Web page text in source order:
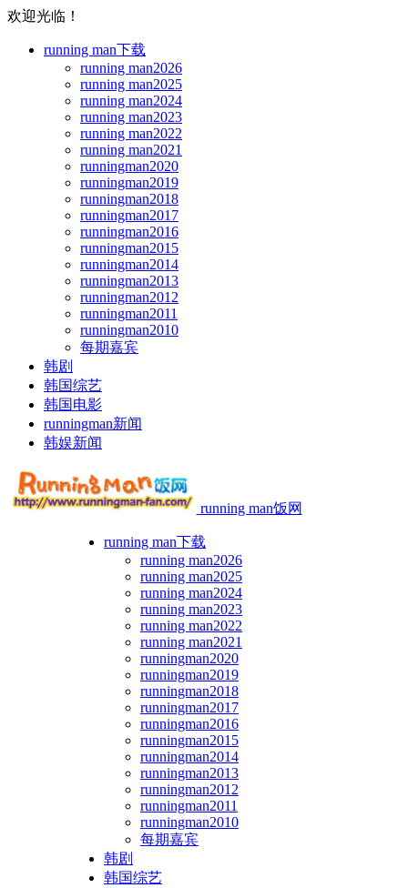
欢迎光临！
running man下载
running man2026
running man2025
running man2024
running man2023
running man2022
running man2021
runningman2020
runningman2019
runningman2018
runningman2017
runningman2016
runningman2015
runningman2014
runningman2013
runningman2012
runningman2011
runningman2010
每期嘉宾
韩剧
韩国综艺
韩国电影
runningman新闻
韩娱新闻
running man饭网
running man下载
running man2026
running man2025
running man2024
running man2023
running man2022
running man2021
runningman2020
runningman2019
runningman2018
runningman2017
runningman2016
runningman2015
runningman2014
runningman2013
runningman2012
runningman2011
runningman2010
每期嘉宾
韩剧
韩国综艺